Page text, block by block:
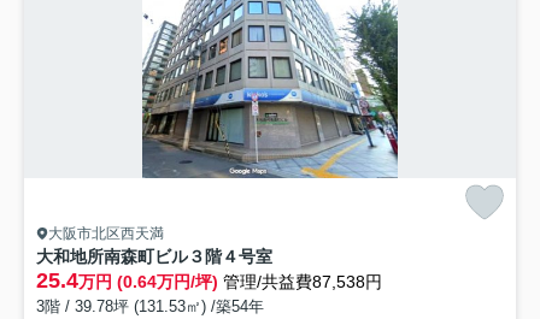
大阪市北区西天満
大和地所南森町ビル３階４号室
25.4万円 (0.64万円/坪) 管理/共益費87,538円
3階 / 39.78坪 (131.53㎡) /築54年